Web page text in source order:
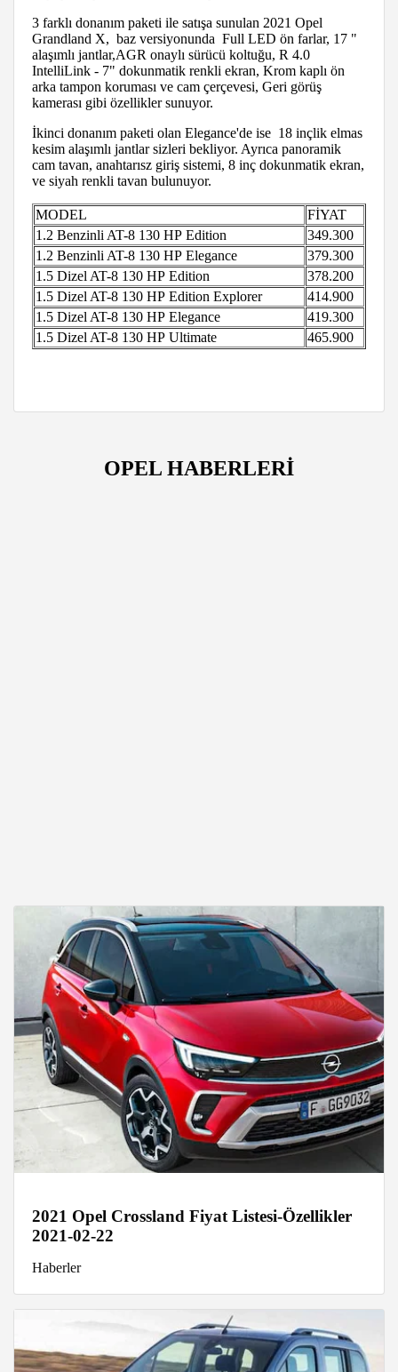
3 farklı donanım paketi ile satışa sunulan 2021 Opel
Grandland X, baz versiyonunda Full LED ön farlar, 17 "
alaşımlı jantlar,AGR onaylı sürücü koltuğu, R 4.0
IntelliLink - 7" dokunmatik renkli ekran, Krom kaplı ön
arka tampon koruması ve cam çerçevesi, Geri görüş
kamerası gibi özellikler sunuyor.
İkinci donanım paketi olan Elegance'de ise 18 inçlik elmas
kesim alaşımlı jantlar sizleri bekliyor. Ayrıca panoramik
cam tavan, anahtarısz giriş sistemi, 8 inç dokunmatik ekran,
ve siyah renkli tavan bulunuyor.
MODEL
FİYAT
1.2 Benzinli AT-8 130 HP Edition
349.300
1.2 Benzinli AT-8 130 HP Elegance
379.300
1.5 Dizel AT-8 130 HP Edition
378.200
1.5 Dizel AT-8 130 HP Edition Explorer
414.900
1.5 Dizel AT-8 130 HP Elegance
419.300
1.5 Dizel AT-8 130 HP Ultimate
465.900
OPEL HABERLERİ
2021 Opel Crossland Fiyat Listesi-Özellikler
2021-02-22
Haberler